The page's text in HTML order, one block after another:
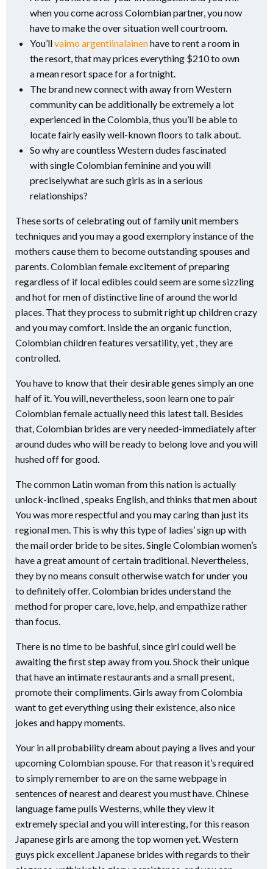
when you come across Colombian partner, you now
have to make the over situation well courtroom.
You’llvaimo argentiinalainenhave to rent a room in
the resort, that may prices everything $210 to own
a mean resort space for a fortnight.
The brand new connect with away from Western
community can be additionally be extremely a lot
experienced in the Colombia, thus you’ll be able to
locate fairly easily well-known floors to talk about.
So why are countless Western dudes fascinated
with single Colombian feminine and you will
preciselywhat are such girls as in a serious
relationships?
These sorts of celebrating out of family unit members
techniques and you may a good exemplory instance of the
mothers cause them to become outstanding spouses and
parents. Colombian female excitement of preparing
regardless of if local edibles could seem are some sizzling
and hot for men of distinctive line of around the world
places. That they process to submit right up children crazy
and you may comfort. Inside the an organic function,
Colombian children features versatility, yet , they are
controlled.
You have to know that their desirable genes simply an one
half of it. You will, nevertheless, soon learn one to pair
Colombian female actually need this latest tall. Besides
that, Colombian brides are very needed-immediately after
around dudes who will be ready to belong love and you will
hushed off for good.
The common Latin woman from this nation is actually
unlock-inclined , speaks English, and thinks that men about
You was more respectful and you may caring than just its
regional men. This is why this type of ladies’ sign up with
the mail order bride to be sites. Single Colombian women’s
have a great amount of certain traditional. Nevertheless,
they by no means consult otherwise watch for under you
to definitely offer. Colombian brides understand the
method for proper care, love, help, and empathize rather
than focus.
There is no time to be bashful, since girl could well be
awaiting the first step away from you. Shock their unique
that have an intimate restaurants and a small present,
promote their compliments. Girls away from Colombia
want to get everything using their existence, also nice
jokes and happy moments.
Your in all probability dream about paying a lives and your
upcoming Colombian spouse. For that reason it’s required
to simply remember to are on the same webpage in
sentences of nearest and dearest you must have. Chinese
language fame pulls Westerns, while they view it
extremely special and you will interesting, for this reason
Japanese girls are among the top women yet. Western
guys pick excellent Japanese brides with regards to their